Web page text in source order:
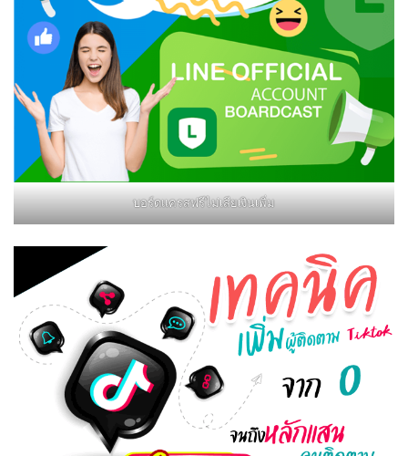
บอร์ดแครสฟรีไม่เสียเงินเพิ่ม